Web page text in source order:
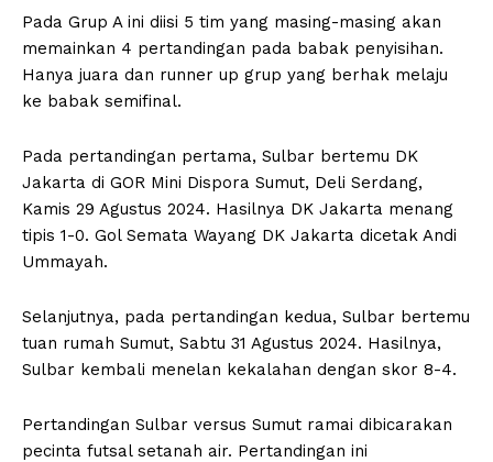
Pada Grup A ini diisi 5 tim yang masing-masing akan
memainkan 4 pertandingan pada babak penyisihan.
Hanya juara dan runner up grup yang berhak melaju
ke babak semifinal.
Pada pertandingan pertama, Sulbar bertemu DK
Jakarta di GOR Mini Dispora Sumut, Deli Serdang,
Kamis 29 Agustus 2024. Hasilnya DK Jakarta menang
tipis 1-0. Gol Semata Wayang DK Jakarta dicetak Andi
Ummayah.
Selanjutnya, pada pertandingan kedua, Sulbar bertemu
tuan rumah Sumut, Sabtu 31 Agustus 2024. Hasilnya,
Sulbar kembali menelan kekalahan dengan skor 8-4.
Pertandingan Sulbar versus Sumut ramai dibicarakan
pecinta futsal setanah air. Pertandingan ini